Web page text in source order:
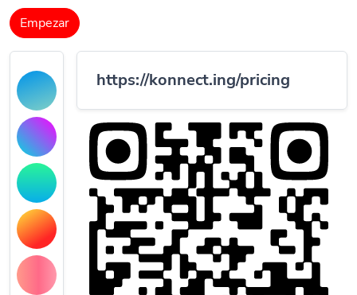
Empezar
https://konnect.ing/pricing